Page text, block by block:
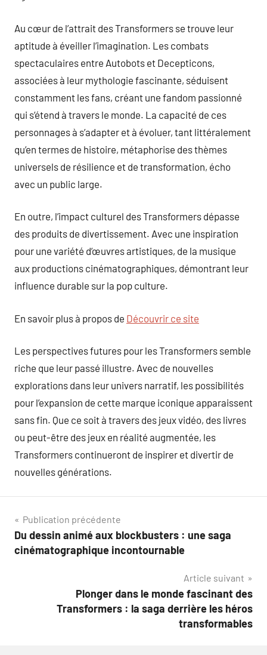
Au cœur de l’attrait des Transformers se trouve leur
aptitude à éveiller l’imagination. Les combats
spectaculaires entre Autobots et Decepticons,
associées à leur mythologie fascinante, séduisent
constamment les fans, créant une fandom passionné
qui s’étend à travers le monde. La capacité de ces
personnages à s’adapter et à évoluer, tant littéralement
qu’en termes de histoire, métaphorise des thèmes
universels de résilience et de transformation, écho
avec un public large.
En outre, l’impact culturel des Transformers dépasse
des produits de divertissement. Avec une inspiration
pour une variété d’œuvres artistiques, de la musique
aux productions cinématographiques, démontrant leur
influence durable sur la pop culture.
En savoir plus à propos de Découvrir ce site
Les perspectives futures pour les Transformers semble
riche que leur passé illustre. Avec de nouvelles
explorations dans leur univers narratif, les possibilités
pour l’expansion de cette marque iconique apparaissent
sans fin. Que ce soit à travers des jeux vidéo, des livres
ou peut-être des jeux en réalité augmentée, les
Transformers continueront de inspirer et divertir de
nouvelles générations.
Navigation
de
Publication précédente
Du dessin animé aux blockbusters : une saga
cinématographique incontournable
Article suivant
Plonger dans le monde fascinant des
Transformers : la saga derrière les héros
transformables